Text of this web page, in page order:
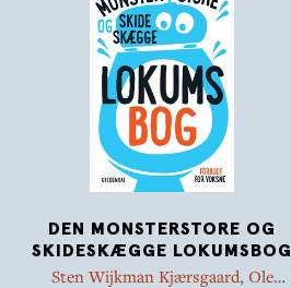
DEN MONSTERSTORE OG
SKIDESKÆGGE LOKUMSBOG
Sten Wijkman Kjærsgaard, Ole